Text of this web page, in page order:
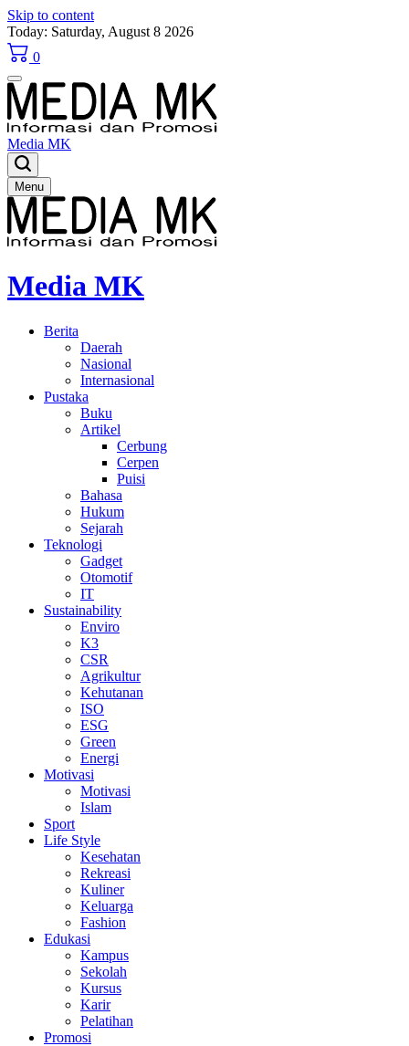
Skip to content
Today: Saturday, August 8 2026
0
Media MK
Menu
Media MK
Berita
Daerah
Nasional
Internasional
Pustaka
Buku
Artikel
Cerbung
Cerpen
Puisi
Bahasa
Hukum
Sejarah
Teknologi
Gadget
Otomotif
IT
Sustainability
Enviro
K3
CSR
Agrikultur
Kehutanan
ISO
ESG
Green
Energi
Motivasi
Motivasi
Islam
Sport
Life Style
Kesehatan
Rekreasi
Kuliner
Keluarga
Fashion
Edukasi
Kampus
Sekolah
Kursus
Karir
Pelatihan
Promosi